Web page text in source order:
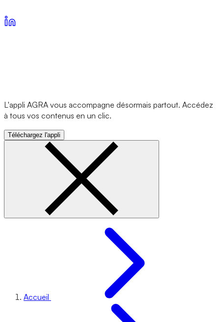
L'appli AGRA vous accompagne désormais partout. Accédez
à tous vos contenus en un clic.
Téléchargez l'appli
Accueil